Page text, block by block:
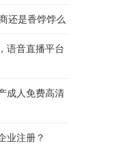
还是香饽饽么
语音直播平台
成人免费高清
业注册？